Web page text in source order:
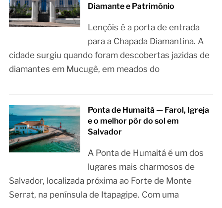
Diamante e Patrimônio
Lençóis é a porta de entrada
para a Chapada Diamantina. A
cidade surgiu quando foram descobertas jazidas de
diamantes em Mucugê, em meados do
Ponta de Humaitá — Farol, Igreja
e o melhor pôr do sol em
Salvador
A Ponta de Humaitá é um dos
lugares mais charmosos de
Salvador, localizada próxima ao Forte de Monte
Serrat, na península de Itapagipe. Com uma